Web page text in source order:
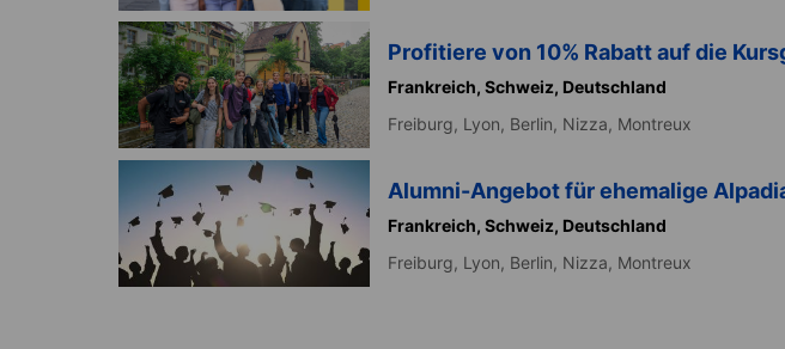
Profitiere von 10% Rabatt auf die
Frankreich, Schweiz, Deutschland
Freiburg, Lyon, Berlin, Nizza, Montreux
Alumni-Angebot für ehemalige
Frankreich, Schweiz, Deutschland
Freiburg, Lyon, Berlin, Nizza, Montreux